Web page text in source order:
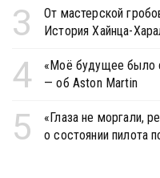
3
От мастерской
История Хайнца-
4
«Моё будущее было
— об Aston Martin
5
«Глаза не моргали,
о состоянии пилота